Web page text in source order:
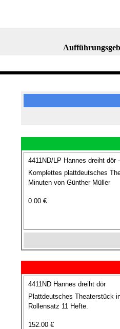
4411ND/LP Hannes dreiht dör
Komplettes plattdeutsches
Minuten von Günther Müller
0.00 €
4411ND Hannes dreiht dör
Plattdeutsches Theaterstück
Rollensatz 11 Hefte.
152.00 €